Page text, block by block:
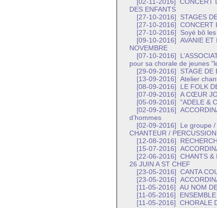
[02-11-2016]
CONCERT
DES ENFANTS
[27-10-2016]
STAGES
[27-10-2016]
CONCERT
[27-10-2016]
Soyé bô
[09-10-2016]
AVANIE
NOVEMBRE
[07-10-2016]
pour sa chorale de jeunes
[29-09-2016]
STAGE DE
[13-09-2016]
Atelier
[08-09-2016]
LE FOLK
[07-09-2016]
A CŒUR
[05-09-2016]
"ADELE &
[02-09-2016]
d’hommes
[02-09-2016]
Le groupe
CHANTEUR /
[12-08-2016]
[15-07-2016]
[22-06-2016]
CHANTS &
26 JUIN A ST CHEF
[23-05-2016]
CANTA
[23-05-2016]
[11-05-2016]
AU NOM
[11-05-2016]
[11-05-2016]
CHORALE